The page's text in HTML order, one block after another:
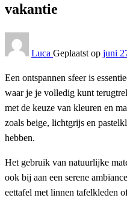
vakantie
Luca Geplaatst op juni
Een ontspannen sfeer is
waar je je volledig kunt
met de keuze van kleuren en
zoals beige, lichtgrijs en
hebben.
Het gebruik van natuurlijke
ook bij aan een serene
eettafel met linnen tafelkleden